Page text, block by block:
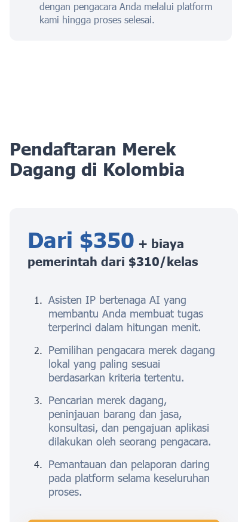
dengan pengacara Anda melalui platform
kami hingga proses selesai.
Pendaftaran Merek
Dagang di Kolombia
Dari $350 + biaya
pemerintah dari $310/kelas
Asisten IP bertenaga AI yang
membantu Anda membuat tugas
terperinci dalam hitungan menit.
Pemilihan pengacara merek dagang
lokal yang paling sesuai
berdasarkan kriteria tertentu.
Pencarian merek dagang,
peninjauan barang dan jasa,
konsultasi, dan pengajuan aplikasi
dilakukan oleh seorang pengacara.
Pemantauan dan pelaporan daring
pada platform selama keseluruhan
proses.